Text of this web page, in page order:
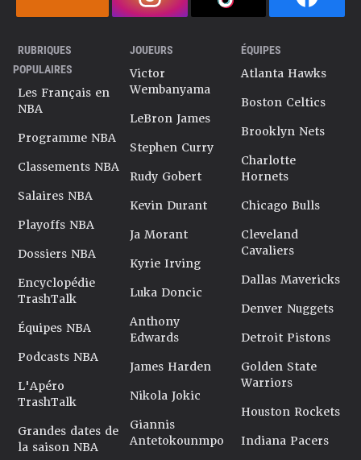
RUBRIQUES
POPULAIRES
Les Français en
NBA
Programme NBA
Classements NBA
Salaires NBA
Playoffs NBA
Dossiers NBA
Encyclopédie
TrashTalk
Équipes NBA
Podcasts NBA
L'Apéro
TrashTalk
Grandes dates de
la saison NBA
JOUEURS
Victor
Wembanyama
LeBron James
Stephen Curry
Rudy Gobert
Kevin Durant
Ja Morant
Kyrie Irving
Luka Doncic
Anthony
Edwards
James Harden
Nikola Jokic
Giannis
Antetokounmpo
ÉQUIPES
Atlanta Hawks
Boston Celtics
Brooklyn Nets
Charlotte
Hornets
Chicago Bulls
Cleveland
Cavaliers
Dallas Mavericks
Denver Nuggets
Detroit Pistons
Golden State
Warriors
Houston Rockets
Indiana Pacers